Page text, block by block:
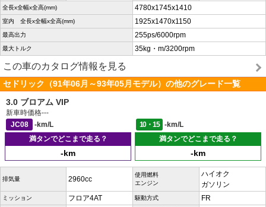
全長x全幅x全高(mm) 4780x1745x1410
室内 全長x全幅x全高(mm) 1925x1470x1150
最高出力 255ps/6000rpm
最大トルク 35kg・m/3200rpm
この車のカタログ情報を見る
セドリック（91年06月～93年05月モデル）の他のグレード一覧
3.0 ブロアム VIP
新車時価格---
JC08
-km/L 10・15
-km/L
満タンでどこまで走る？
-km
満タンでどこまで走る？
-km
排気量 2960cc
使用燃料
エンジン
ハイオク
ガソリン
ミッション フロア4AT 駆動方式 FR